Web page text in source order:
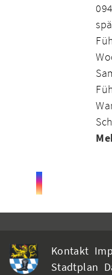
Kontakt
Stadtplan